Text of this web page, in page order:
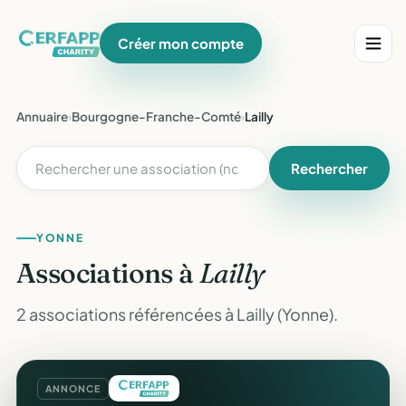
Créer mon compte
Annuaire›Bourgogne-Franche-Comté›Lailly
Rechercher
YONNE
Associations àLailly
2 associations référencées à Lailly (Yonne).
ANNONCE